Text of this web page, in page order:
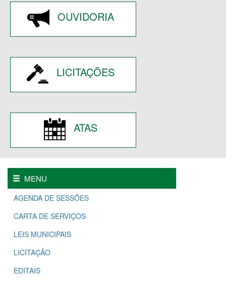
OUVIDORIA
LICITAÇÕES
ATAS
MENU
AGENDA DE SESSÕES
CARTA DE SERVIÇOS
LEIS MUNICIPAIS
LICITAÇÃO
EDITAIS